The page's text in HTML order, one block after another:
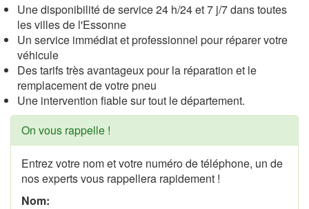
Une disponibilité de service 24 h/24 et 7 j/7 dans toutes
les villes de l'Essonne
Un service immédiat et professionnel pour réparer votre
véhicule
Des tarifs très avantageux pour la réparation et le
remplacement de votre pneu
Une intervention fiable sur tout le département.
On vous rappelle !
Entrez votre nom et votre numéro de téléphone, un de
nos experts vous rappellera rapidement !
Nom: